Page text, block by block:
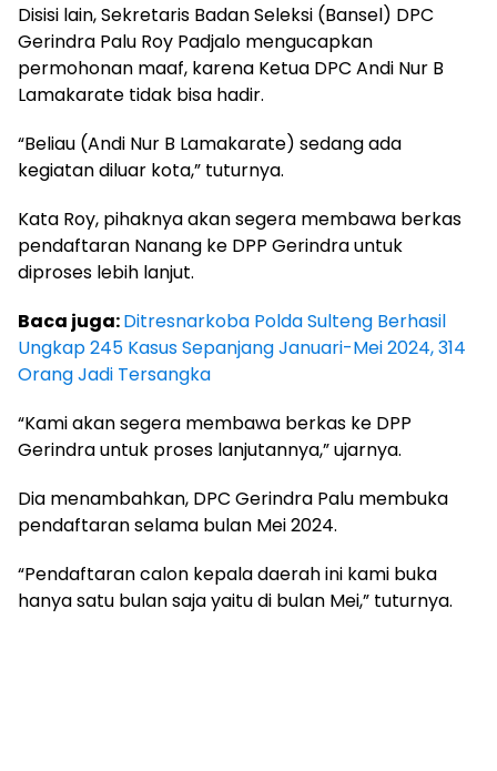
Disisi lain, Sekretaris Badan Seleksi (Bansel) DPC
Gerindra Palu Roy Padjalo mengucapkan
permohonan maaf, karena Ketua DPC Andi Nur B
Lamakarate tidak bisa hadir.
“Beliau (Andi Nur B Lamakarate) sedang ada
kegiatan diluar kota,” tuturnya.
Kata Roy, pihaknya akan segera membawa berkas
pendaftaran Nanang ke DPP Gerindra untuk
diproses lebih lanjut.
Baca juga:Ditresnarkoba Polda Sulteng Berhasil
Ungkap 245 Kasus Sepanjang Januari-Mei 2024, 314
Orang Jadi Tersangka
“Kami akan segera membawa berkas ke DPP
Gerindra untuk proses lanjutannya,” ujarnya.
Dia menambahkan, DPC Gerindra Palu membuka
pendaftaran selama bulan Mei 2024.
“Pendaftaran calon kepala daerah ini kami buka
hanya satu bulan saja yaitu di bulan Mei,” tuturnya.